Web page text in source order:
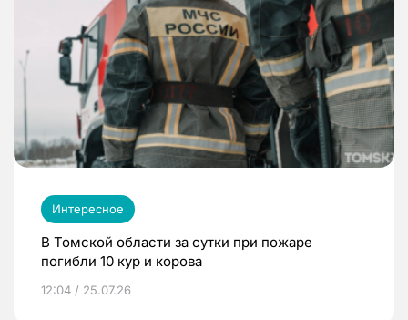
Интересное
В Томской области за сутки при пожаре
погибли 10 кур и корова
12:04 / 25.07.26